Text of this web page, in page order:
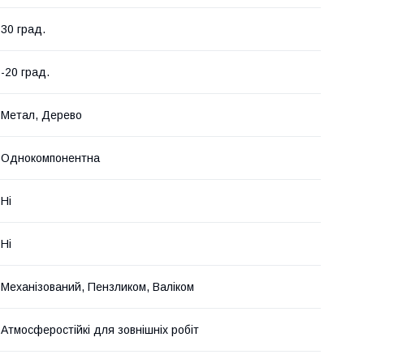
30 град.
-20 град.
Метал, Дерево
Однокомпонентна
Ні
Ні
Механізований, Пензликом, Валіком
Атмосферостійкі для зовнішніх робіт